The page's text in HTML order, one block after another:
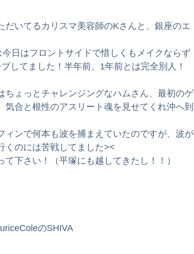
験記
いてるカリスマ美容師のKさんと、銀座のエ
日はフロントサイドで惜しくもメイクならず
してました！半年前、1年前とは完全別人！
ょっとチャレンジングなハムさん、最初のゲ
合と根性のアスリート魂を見せてくれ沖へ到
ンで何本も波を捕まえていたのですが、波が
くのには苦戦してました><
下さい！（平塚にも越してきたし！！）
のSHIVA